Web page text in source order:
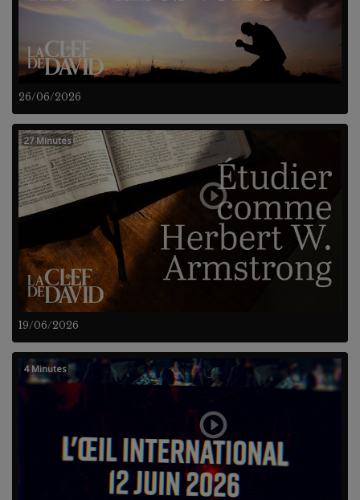
26/06/2026
19/06/2026
27 Minutes
4 Minutes